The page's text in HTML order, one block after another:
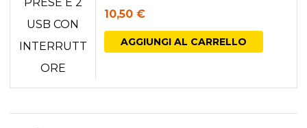
10,50 €
AGGIUNGI AL CARRELLO